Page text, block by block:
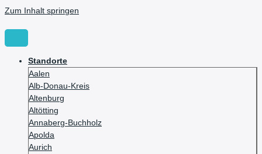
Zum Inhalt springen
Standorte
Aalen
Alb-Donau-Kreis
Altenburg
Altötting
Annaberg-Buchholz
Apolda
Aurich